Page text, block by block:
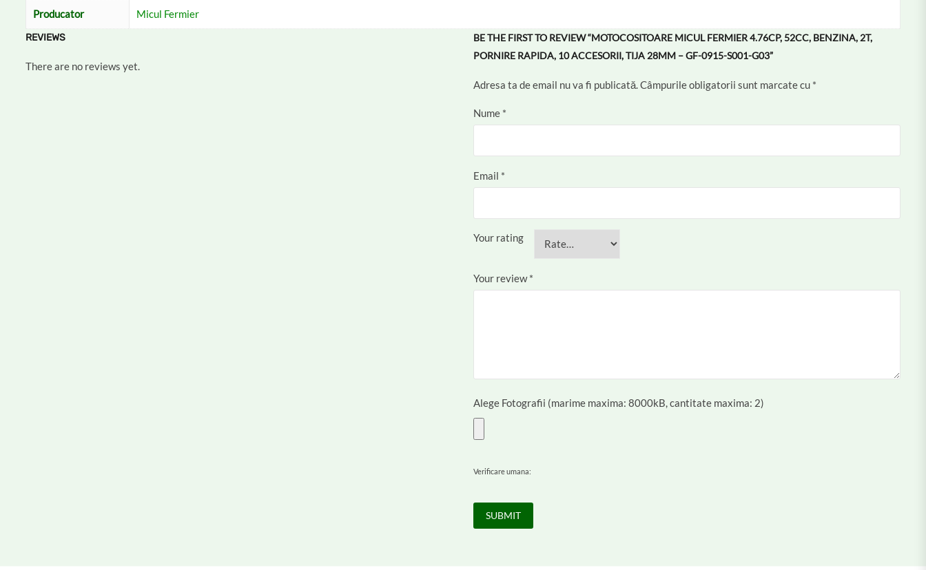
Producator Micul Fermier
REVIEWS
There are no reviews yet.
BE THE FIRST TO REVIEW “MOTOCOSITOARE MICUL FERMIER 4.76CP, 52CC, BENZINA, 2T,
PORNIRE RAPIDA, 10 ACCESORII, TIJA 28MM – GF-0915-S001-G03”
Adresa ta de email nu va fi publicată.Câmpurile obligatorii sunt marcate cu *
Nume *
Email *
Your rating
Your review*
Alege Fotografii (marime maxima: 8000kB, cantitate maxima: 2)
Verificare umana: